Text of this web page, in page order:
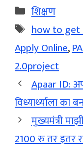
Categories
शिक्षण
Tags
how to get
Apply Online,
2.0project
Apaar ID:
विध्यार्थ्याला का
मुख्यमंत्री
2100 रु तर इतर